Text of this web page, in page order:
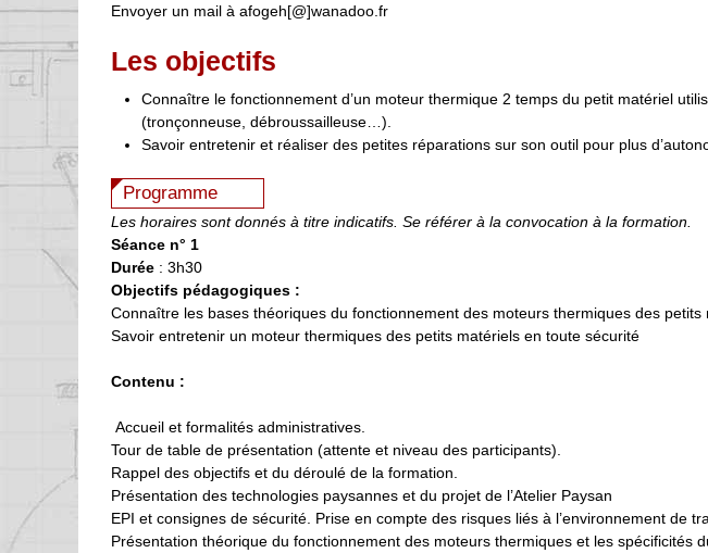
Envoyer un mail à afogeh[@]wanadoo.fr
Les objectifs
Connaître le fonctionnement d’un moteur thermique 2 temps du petit matériel
(tronçonneuse, débroussailleuse…).
Savoir entretenir et réaliser des petites réparations sur son outil pour plus
Programme
Les horaires sont donnés à titre indicatifs. Se référer à la convocation à la formation.
Séance n° 1
Durée : 3h30
Objectifs pédagogiques :
Connaître les bases théoriques du fonctionnement des moteurs thermiques des petits
Savoir entretenir un moteur thermiques des petits matériels en toute sécurité
Contenu :
Accueil et formalités administratives.
Tour de table de présentation (attente et niveau des participants).
Rappel des objectifs et du déroulé de la formation.
Présentation des technologies paysannes et du projet de l’Atelier Paysan
EPI et consignes de sécurité. Prise en compte des risques liés à l’environnement de
Présentation théorique du fonctionnement des moteurs thermiques et les spécificités